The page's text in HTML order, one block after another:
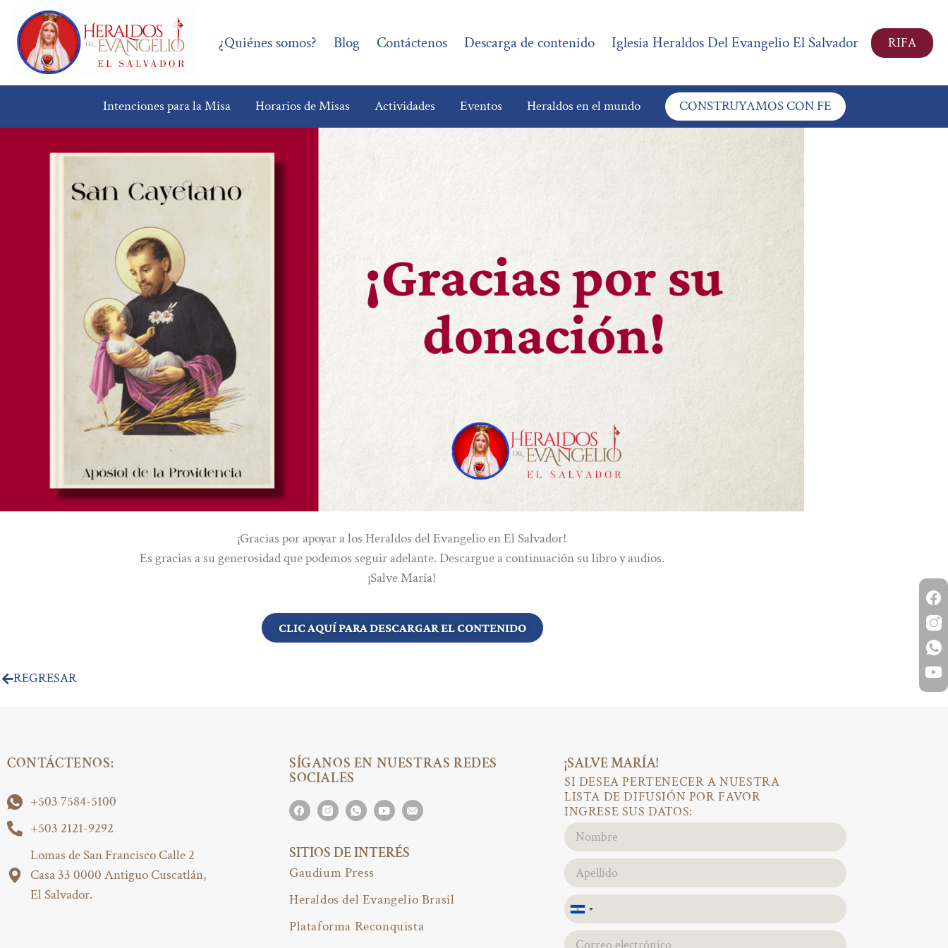
¿Quiénes somos? Blog Contáctenos Descarga de contenido Iglesia Heraldos Del Evangelio El Salvador RIFA
Intenciones para la Misa Horarios de Misas Actividades Eventos Heraldos en el mundo CONSTRUYAMOS CON FE
¡Gracias por apoyar a los Heraldos del Evangelio en El Salvador!
Es gracias a su generosidad que podemos seguir adelante. Descargue a continuación su libro y audios.
¡Salve María!
CLIC AQUÍ PARA DESCARGAR EL CONTENIDO
REGRESAR
CONTÁCTENOS:
+503 7584-5100
+503 2121-9292
Lomas de San Francisco Calle 2
Casa 33 0000 Antiguo Cuscatlán,
El Salvador.
SÍGANOS EN NUESTRAS REDES
SOCIALES
SITIOS DE INTERÉS
Gaudium Press
Heraldos del Evangelio Brasil
Plataforma Reconquista
¡SALVE MARÍA!
SI DESEA PERTENECER A NUESTRA
LISTA DE DIFUSIÓN POR FAVOR
INGRESE SUS DATOS:
El
Salvador